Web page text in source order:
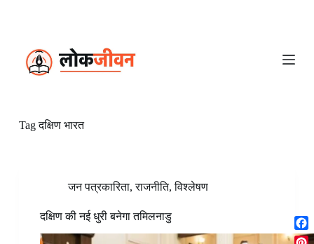
Tagदक्षिण भारत
जन पत्रकारिता,राजनीति,विश्लेषण
दक्षिण की नई धुरी बनेगा तमिलनाडु
F